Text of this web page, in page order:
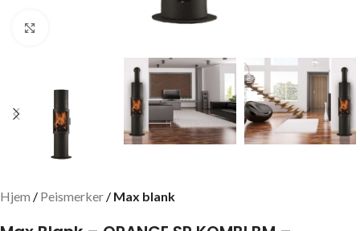
Hjem Peismerker Max blank